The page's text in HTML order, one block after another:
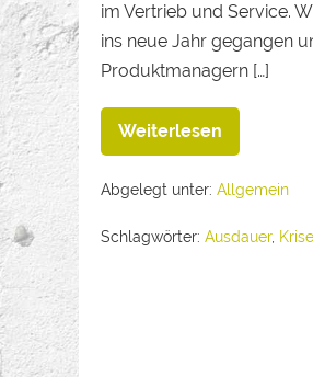
im Vertrieb und Service.
ins neue Jahr gegangen
Produktmanagern […]
Weiterlesen
Abgelegt unter: Allgemein
Schlagwörter: Ausdauer,